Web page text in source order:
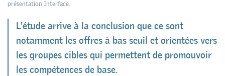
présentation Interface.
L’étude arrive à la conclusion que ce sont
notamment les offres à bas seuil et orientées vers
les groupes cibles qui permettent de promouvoir
les compétences de base.